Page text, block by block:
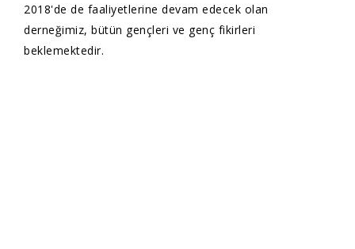
2018'de de faaliyetlerine devam edecek olan
derneğimiz, bütün gençleri ve genç fikirleri
beklemektedir.